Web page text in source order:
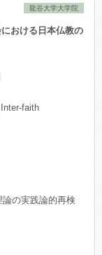
龍谷大学大学院
おける日本仏教の
faith
の実践論的再検